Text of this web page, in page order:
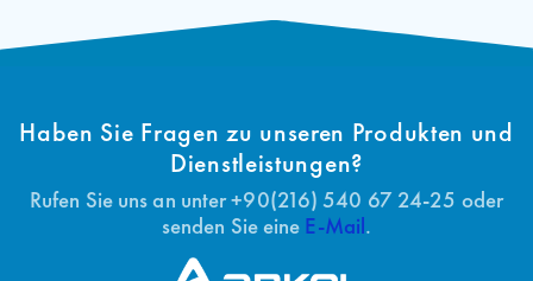
Haben Sie Fragen zu unseren Produkten und
Dienstleistungen?
Rufen Sie uns an unter +90(216) 540 67 24-25 oder
senden Sie eine E-Mail.